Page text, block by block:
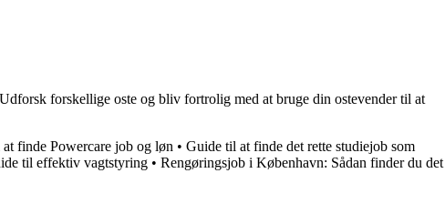
forskellige oste og bliv fortrolig med at bruge din ostevender til at
finde Powercare job og løn • Guide til at finde det rette studiejob som
til effektiv vagtstyring • Rengøringsjob i København: Sådan finder du det